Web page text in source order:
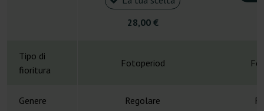
28,00 €
Tipo di
fioritura
Fotoperiod
Genere Regolare